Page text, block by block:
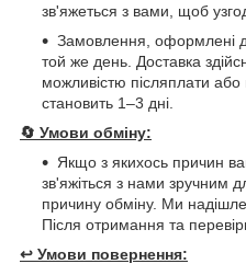
зв'яжеться з вами, щоб
Замовлення, оформлені
той же день. Доставка
можливістю післяплати або
становить 1–3 дні.
🔄 Умови обміну:
Якщо з якихось причин
зв'яжіться з нами зручним
причину обміну. Ми
Після отримання та
↩️ Умови повернення: